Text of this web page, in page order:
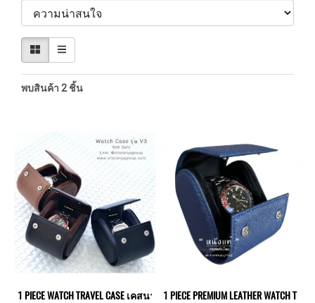
พบสินค้า 2 ชิ้น
1 PIECE WATCH TRAVEL CASE เคสนาฬิกา 1 เรือน กล่องนาฬิกาแบบพกพา
1 PIECE PREMIUM LEATHER